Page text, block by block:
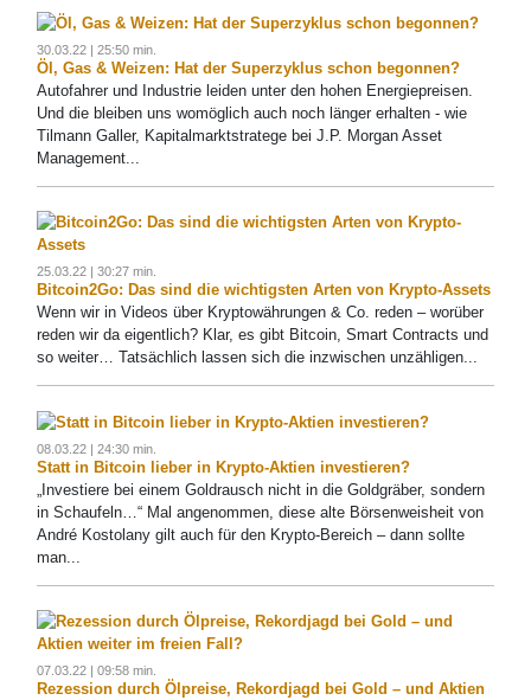
30.03.22 | 25:50 min.
Öl, Gas & Weizen: Hat der Superzyklus schon begonnen?
Autofahrer und Industrie leiden unter den hohen Energiepreisen.
Und die bleiben uns womöglich auch noch länger erhalten - wie
Tilmann Galler, Kapitalmarktstratege bei J.P. Morgan Asset
Management...
25.03.22 | 30:27 min.
Bitcoin2Go: Das sind die wichtigsten Arten von Krypto-Assets
Wenn wir in Videos über Kryptowährungen & Co. reden – worüber
reden wir da eigentlich? Klar, es gibt Bitcoin, Smart Contracts und
so weiter… Tatsächlich lassen sich die inzwischen unzähligen...
08.03.22 | 24:30 min.
Statt in Bitcoin lieber in Krypto-Aktien investieren?
„Investiere bei einem Goldrausch nicht in die Goldgräber, sondern
in Schaufeln…“ Mal angenommen, diese alte Börsenweisheit von
André Kostolany gilt auch für den Krypto-Bereich – dann sollte
man...
07.03.22 | 09:58 min.
Rezession durch Ölpreise, Rekordjagd bei Gold – und Aktien